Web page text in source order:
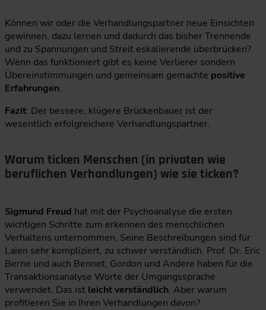
Können wir oder die Verhandlungspartner neue Einsichten
gewinnen, dazu lernen und dadurch das bisher Trennende
und zu Spannungen und Streit eskalierende überbrücken?
Wenn das funktioniert gibt es keine Verlierer sondern
Übereinstimmungen und gemeinsam gemachte positive
Erfahrungen.
Fazit: Der bessere, klügere Brückenbauer ist der
wesentlich erfolgreichere Verhandlungspartner.
Warum ticken Menschen (in privaten wie
beruflichen Verhandlungen) wie sie ticken?
Sigmund Freud hat mit der Psychoanalyse die ersten
wichtigen Schritte zum erkennen des menschlichen
Verhaltens unternommen. Seine Beschreibungen sind für
Laien sehr kompliziert, zu schwer verständlich. Prof. Dr. Eric
Berne und auch Bennet, Gordon und Andere haben für die
Transaktionsanalyse Worte der Umgangssprache
verwendet. Das ist leicht verständlich. Aber warum
profitieren Sie in Ihren Verhandlungen davon?